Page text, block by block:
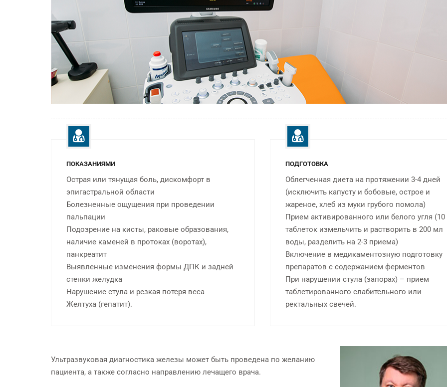
ПОКАЗАНИЯМИ
Острая или тянущая боль, дискомфорт в
эпигастральной области
Болезненные ощущения при проведении
пальпации
Подозрение на кисты, раковые образования,
наличие каменей в протоках (воротах),
панкреатит
Выявленные изменения формы ДПК и задней
стенки желудка
Нарушение стула и резкая потеря веса
Желтуха (гепатит).
ПОДГОТОВКА
Облегченная диета на протяжении 3-4 дней
(исключить капусту и бобовые, острое и
жареное, хлеб из муки грубого помола)
Прием активированного или белого угля (10
таблеток измельчить и растворить в 200 мл
воды, разделить на 2-3 приема)
Включение в медикаментозную подготовку
препаратов с содержанием ферментов
При нарушении стула (запорах) – прием
таблетированного слабительного или
ректальных свечей.
Ультразвуковая диагностика железы может быть проведена по желанию
пациента, а также согласно направлению лечащего врача.
СТОМАТОЛОГИЯ
Бесплатная консультация у
ФИЗИОТЕРАПИЯ
Индивидуально для каждого
пациента
КТ
на мощном
AQUILION